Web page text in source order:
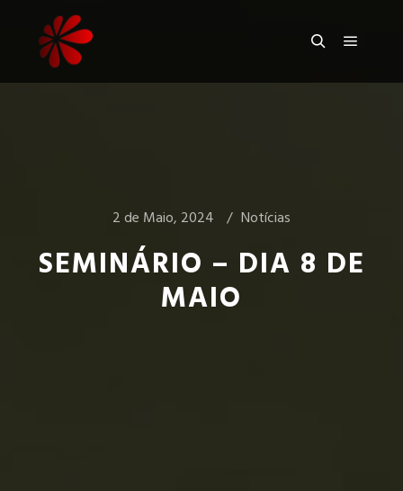
2 de Maio, 2024 Notícias
SEMINÁRIO – DIA 8 DE
MAIO